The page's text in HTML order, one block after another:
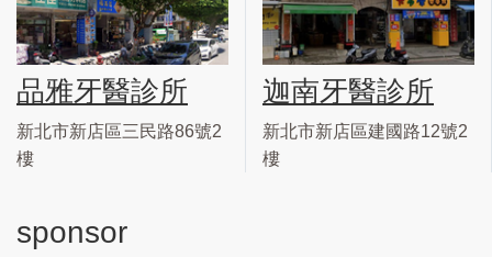
品雅牙醫診所
新北市新店區三民路86號2
樓
迦南牙醫診所
新北市新店區建國路12號2
樓
sponsor